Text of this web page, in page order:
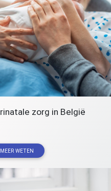
zorg in België
MEER WETEN